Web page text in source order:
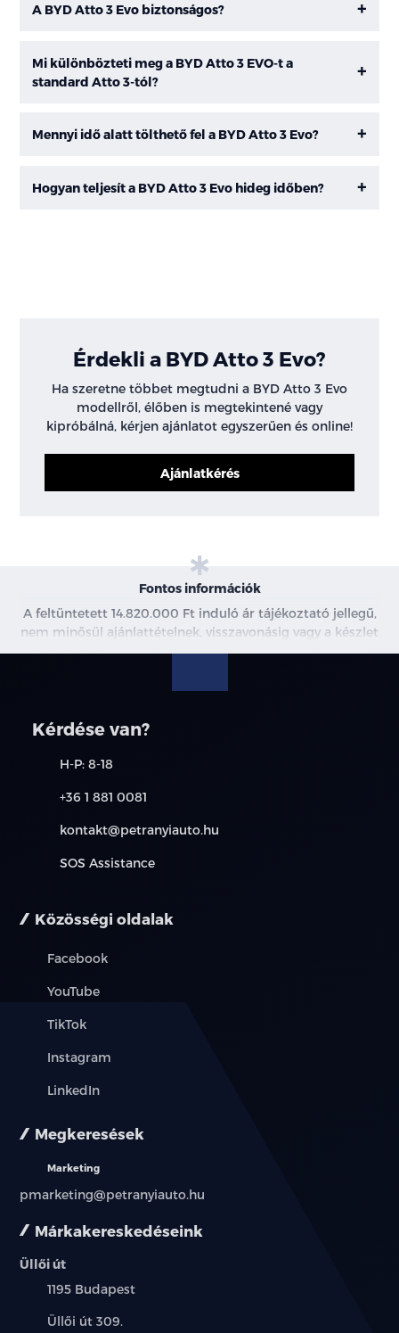
A BYD Atto 3 Evo biztonságos?
Mi különbözteti meg a BYD Atto 3 EVO-t a
standard Atto 3-tól?
Mennyi idő alatt tölthető fel a BYD Atto 3 Evo?
Hogyan teljesít a BYD Atto 3 Evo hideg időben?
Érdekli a BYD Atto 3 Evo?
Ha szeretne többet megtudni a BYD Atto 3 Evo
modellről, élőben is megtekintené vagy
kipróbálná, kérjen ajánlatot egyszerűen és online!
Ajánlatkérés
Fontos információk
A feltüntetett 14.820.000 Ft induló ár tájékoztató jellegű,
nem minősül ajánlattételnek, visszavonásig vagy a készlet
erejéig érvényes. Az ár bruttóban értendő. További
kapcsolatot. A meghirdetett induló THM tájékoztató
érdeklődjön a munkatársainknál.
Márkakereskedéseink
Üllői út
Település:
1195 Budapest
Cím:
Üllői út 309.
Kérdése van?
H-P: 8-18
+36 1 881 0081
kontakt@petranyiauto.hu
SOS Assistance
Közösségi oldalak
Facebook
YouTube
TikTok
Instagram
LinkedIn
Megkeresések
Marketing
pmarketing@petranyiauto.hu